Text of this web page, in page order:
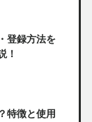
登録方法を
！
特徴と使用